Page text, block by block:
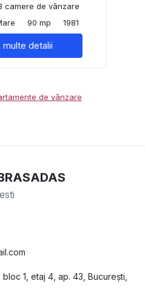
camere de vânzare
90 mp 1981
multe detalii
de vânzare
1, etaj 4, ap. 43, București,